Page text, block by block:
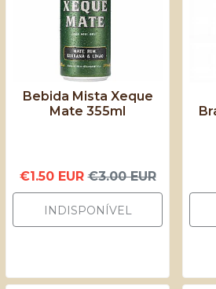
Bebida Mista Xeque
Mate 355ml
€1.50 EUR €3.00 EUR
INDISPONÍVEL